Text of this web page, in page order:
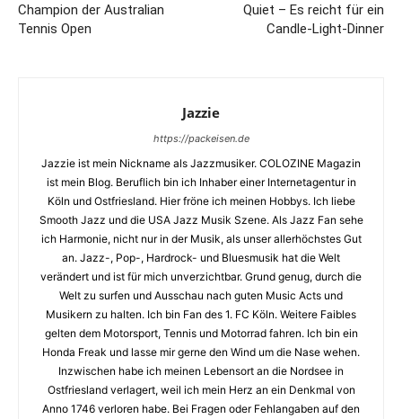
Champion der Australian
Tennis Open
Quiet – Es reicht für ein
Candle-Light-Dinner
Jazzie
https://packeisen.de
Jazzie ist mein Nickname als Jazzmusiker. COLOZINE Magazin
ist mein Blog. Beruflich bin ich Inhaber einer Internetagentur in
Köln und Ostfriesland. Hier fröne ich meinen Hobbys. Ich liebe
Smooth Jazz und die USA Jazz Musik Szene. Als Jazz Fan sehe
ich Harmonie, nicht nur in der Musik, als unser allerhöchstes Gut
an. Jazz-, Pop-, Hardrock- und Bluesmusik hat die Welt
verändert und ist für mich unverzichtbar. Grund genug, durch die
Welt zu surfen und Ausschau nach guten Music Acts und
Musikern zu halten. Ich bin Fan des 1. FC Köln. Weitere Faibles
gelten dem Motorsport, Tennis und Motorrad fahren. Ich bin ein
Honda Freak und lasse mir gerne den Wind um die Nase wehen.
Inzwischen habe ich meinen Lebensort an die Nordsee in
Ostfriesland verlagert, weil ich mein Herz an ein Denkmal von
Anno 1746 verloren habe. Bei Fragen oder Fehlangaben auf den